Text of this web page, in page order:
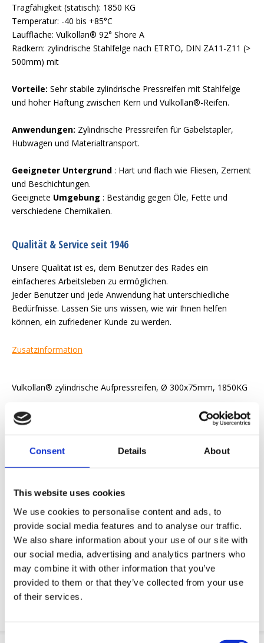
Consent Details About
This website uses cookies
We use cookies to personalise content and ads, to
provide social media features and to analyse our traffic.
We also share information about your use of our site with
our social media, advertising and analytics partners who
may combine it with other information that you’ve
provided to them or that they’ve collected from your use
of their services.
Tragfähigkeit (statisch): 1850 KG
Temperatur: -40 bis +85°C
Lauffläche: Vulkollan® 92° Shore A
Radkern: zylindrische Stahlfelge nach ETRTO, DIN ZA11-Z11 (>
500mm) mit
Vorteile: Sehr stabile zylindrische Pressreifen mit Stahlfelge
und hoher Haftung zwischen Kern und Vulkollan®-Reifen.
Anwendungen: Zylindrische Pressreifen für Gabelstapler,
Hubwagen und Materialtransport.
Geeigneter Untergrund : Hart und flach wie Fliesen, Zement
und Beschichtungen.
Geeignete Umgebung : Beständig gegen Öle, Fette und
verschiedene Chemikalien.
Qualität & Service seit 1946
Unsere Qualität ist es, dem Benutzer des Rades ein
einfacheres Arbeitsleben zu ermöglichen.
Jeder Benutzer und jede Anwendung hat unterschiedliche
Bedürfnisse. Lassen Sie uns wissen, wie wir Ihnen helfen
können, ein zufriedener Kunde zu werden.
Zusatzinformation
Vulkollan® zylindrische Aufpressreifen, Ø 300x75mm, 1850KG
Wir wollen Ihnen das Arbeitsleben erleichtern
3D-CAD-Modelle
Engineering-Dienstleistung
OE-Teil anfordern
Download PDF
Chemische resistenz